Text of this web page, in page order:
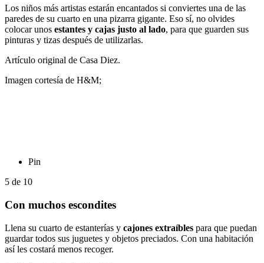
Los niños más artistas estarán encantados si conviertes una de las
paredes de su cuarto en una pizarra gigante. Eso sí, no olvides
colocar unos estantes y cajas justo al lado, para que guarden sus
pinturas y tizas después de utilizarlas.
Artículo original de Casa Diez.
Imagen cortesía de H&M;
Pin
5 de 10
Con muchos escondites
Llena su cuarto de estanterías y cajones extraíbles para que puedan
guardar todos sus juguetes y objetos preciados. Con una habitación
así les costará menos recoger.